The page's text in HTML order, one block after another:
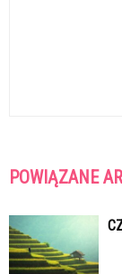
POWIĄZANE